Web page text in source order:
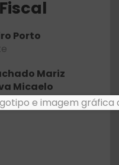
Porto
Mariz
Micaelo